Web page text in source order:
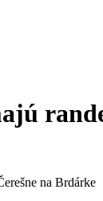
na Brdárke